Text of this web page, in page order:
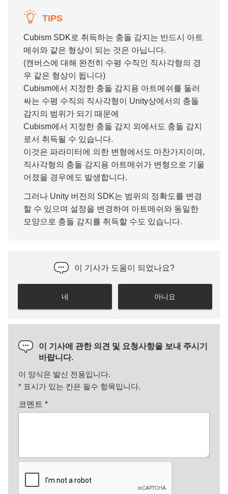
TIPS
Cubism SDK로 취득하는 충돌 감지는 반드시 아트
메쉬와 같은 형상이 되는 것은 아닙니다.
(캔버스에 대해 완전히 수평 수직인 직사각형의 경
우 같은 형상이 됩니다)
Cubism에서 지정한 충돌 감지용 아트메쉬를 둘러
싸는 수평 수직의 직사각형이 Unity상에서의 충돌
감지의 범위가 되기 때문에
Cubism에서 지정한 충돌 감지 외에서도 충돌 감지
로서 취득될 수 있습니다.
이것은 파라미터에 의한 변형에서도 마찬가지이며,
직사각형의 충돌 감지용 아트메쉬가 변형으로 기울
어졌을 경우에도 발생합니다.
그러나 Unity 버전의 SDK는 범위의 정확도를 변경
할 수 있으며 설정을 변경하여 아트메쉬와 동일한
모양으로 충돌 감지를 취득할 수도 있습니다.
이 기사가 도움이 되었나요?
네 아니요
이 기사에 관한 의견 및 요청사항을 보내 주시기
바랍니다.
이 양식은 발신 전용입니다.
* 표시가 있는 칸은 필수 항목입니다.
코멘트 *